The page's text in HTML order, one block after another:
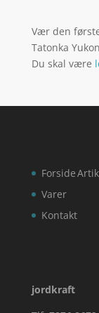
Vær den
Tatonka
Du skal være
Forside
Varer
Kontakt
jordkraft